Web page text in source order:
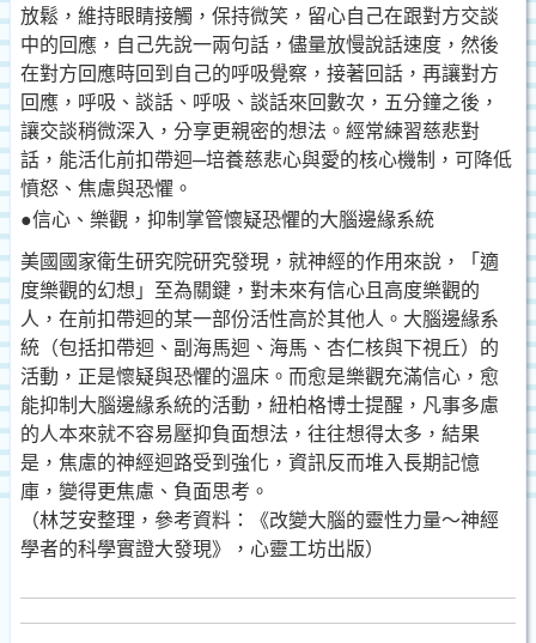
放鬆，維持眼睛接觸，保持微笑，留心自己在跟對方交談
中的回應，自己先說一兩句話，儘量放慢說話速度，然後
在對方回應時回到自己的呼吸覺察，接著回話，再讓對方
回應，呼吸、談話、呼吸、談話來回數次，五分鐘之後，
讓交談稍微深入，分享更親密的想法。經常練習慈悲對
話，能活化前扣帶迴─培養慈悲心與愛的核心機制，可降低
憤怒、焦慮與恐懼。
●信心、樂觀，抑制掌管懷疑恐懼的大腦邊緣系統
美國國家衛生研究院研究發現，就神經的作用來說，「適
度樂觀的幻想」至為關鍵，對未來有信心且高度樂觀的
人，在前扣帶迴的某一部份活性高於其他人。大腦邊緣系
統（包括扣帶迴、副海馬迴、海馬、杏仁核與下視丘）的
活動，正是懷疑與恐懼的溫床。而愈是樂觀充滿信心，愈
能抑制大腦邊緣系統的活動，紐柏格博士提醒，凡事多慮
的人本來就不容易壓抑負面想法，往往想得太多，結果
是，焦慮的神經迴路受到強化，資訊反而堆入長期記憶
庫，變得更焦慮、負面思考。
（林芝安整理，參考資料：《改變大腦的靈性力量～神經
學者的科學實證大發現》，心靈工坊出版）